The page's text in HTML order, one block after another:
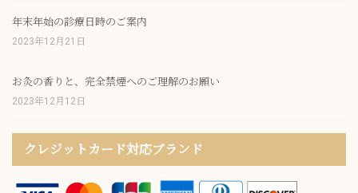
年末年始の診療日時のご案内
2023年12月21日
お灸の香りと、完全禁煙へのご理解のお願い
2023年12月12日
クレジットカード対応ブランド